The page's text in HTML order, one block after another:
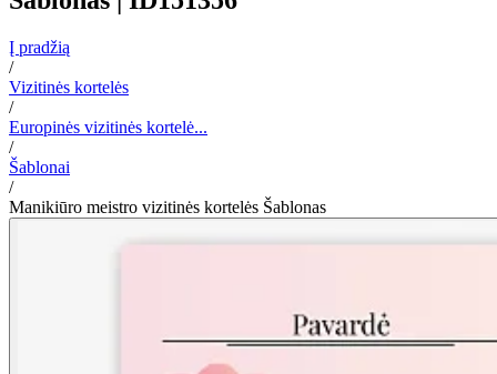
Į pradžią
/
Vizitinės kortelės
/
Europinės vizitinės kortelė...
/
Šablonai
/
Manikiūro meistro vizitinės kortelės Šablonas